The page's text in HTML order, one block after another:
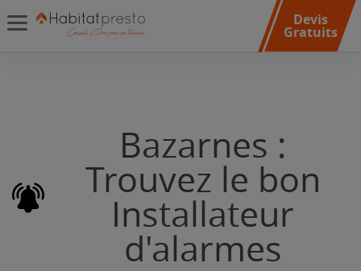
Devis
Gratuits
Bazarnes :
Trouvez le bon
Installateur
d'alarmes